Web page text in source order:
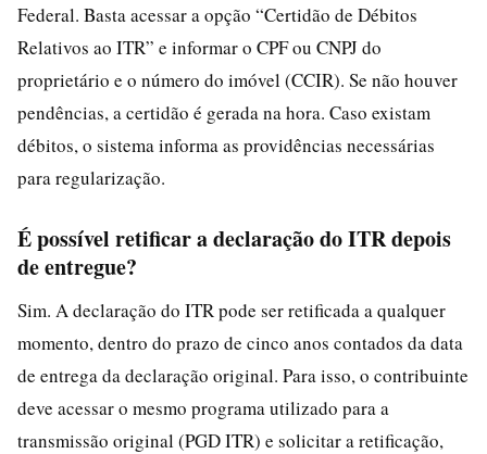
Federal. Basta acessar a opção “Certidão de Débitos
Relativos ao ITR” e informar o CPF ou CNPJ do
proprietário e o número do imóvel (CCIR). Se não houver
pendências, a certidão é gerada na hora. Caso existam
débitos, o sistema informa as providências necessárias
para regularização.
É possível retificar a declaração do ITR depois
de entregue?
Sim. A declaração do ITR pode ser retificada a qualquer
momento, dentro do prazo de cinco anos contados da data
de entrega da declaração original. Para isso, o contribuinte
deve acessar o mesmo programa utilizado para a
transmissão original (PGD ITR) e solicitar a retificação,